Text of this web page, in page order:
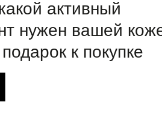
активный
нужен вашей
к покупке